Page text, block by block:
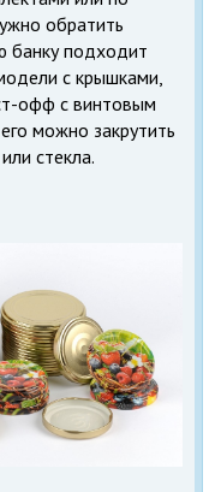
обратить
банку подходит
с крышками,
офф с винтовым
можно закрутить
стекла.